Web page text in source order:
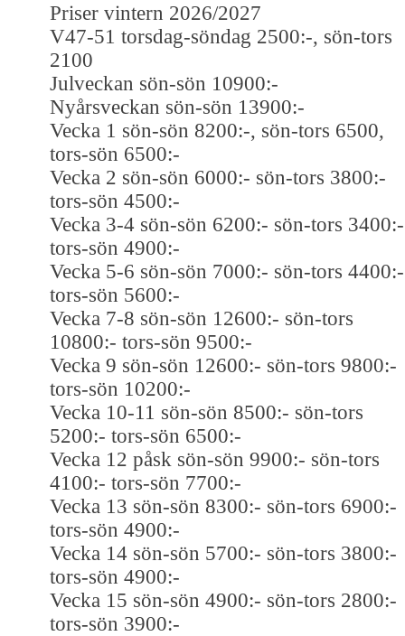
Priser vintern 2026/2027
V47-51 torsdag-söndag 2500:-, sön-tors
2100
Julveckan sön-sön 10900:-
Nyårsveckan sön-sön 13900:-
Vecka 1 sön-sön 8200:-, sön-tors 6500,
tors-sön 6500:-
Vecka 2 sön-sön 6000:- sön-tors 3800:-
tors-sön 4500:-
Vecka 3-4 sön-sön 6200:- sön-tors 3400:-
tors-sön 4900:-
Vecka 5-6 sön-sön 7000:- sön-tors 4400:-
tors-sön 5600:-
Vecka 7-8 sön-sön 12600:- sön-tors
10800:- tors-sön 9500:-
Vecka 9 sön-sön 12600:- sön-tors 9800:-
tors-sön 10200:-
Vecka 10-11 sön-sön 8500:- sön-tors
5200:- tors-sön 6500:-
Vecka 12 påsk sön-sön 9900:- sön-tors
4100:- tors-sön 7700:-
Vecka 13 sön-sön 8300:- sön-tors 6900:-
tors-sön 4900:-
Vecka 14 sön-sön 5700:- sön-tors 3800:-
tors-sön 4900:-
Vecka 15 sön-sön 4900:- sön-tors 2800:-
tors-sön 3900:-